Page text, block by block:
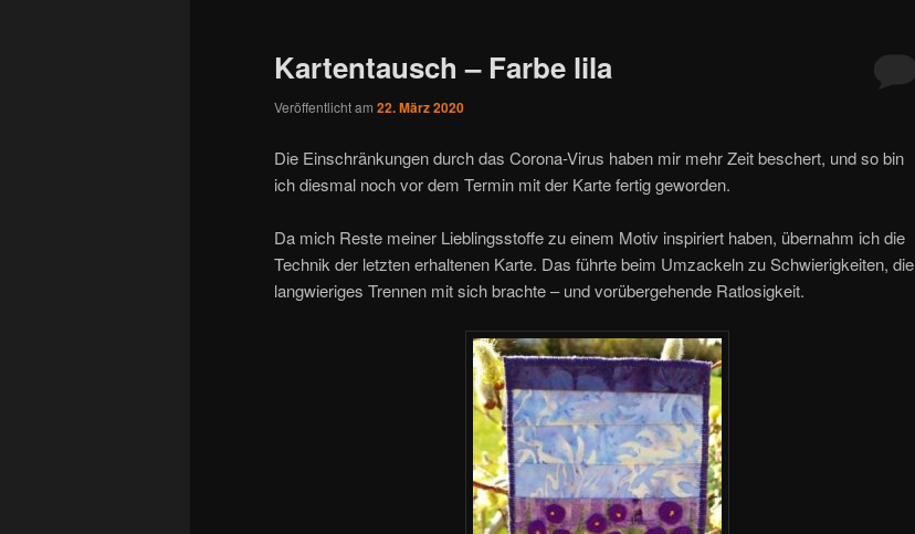
Kartentausch – Farbe lila
Veröffentlicht am 22. März 2020
Die Einschränkungen durch das Corona-Virus haben mir mehr Zeit beschert, und so bin
ich diesmal noch vor dem Termin mit der Karte fertig geworden.
Da mich Reste meiner Lieblingsstoffe zu einem Motiv inspiriert haben, übernahm ich die
Technik der letzten erhaltenen Karte. Das führte beim Umzackeln zu Schwierigkeiten, die
langwieriges Trennen mit sich brachte – und vorübergehende Ratlosigkeit.